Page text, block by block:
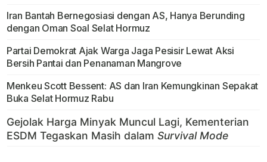
Iran Bantah Bernegosiasi dengan AS, Hanya Berunding
dengan Oman Soal Selat Hormuz
Partai Demokrat Ajak Warga Jaga Pesisir Lewat Aksi
Bersih Pantai dan Penanaman Mangrove
Menkeu Scott Bessent: AS dan Iran Kemungkinan Sepakat
Buka Selat Hormuz Rabu